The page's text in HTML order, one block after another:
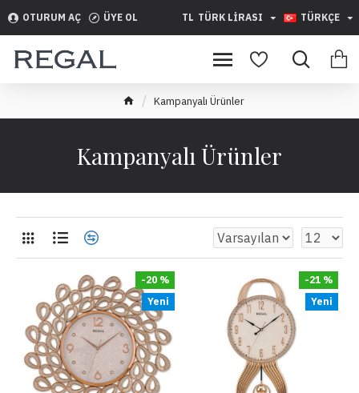
OTURUM AÇ ÜYE OL TL TÜRK LIRASI TÜRKÇE
Kampanyalı Ürünler
Kampanyalı Ürünler
Yeni
-20 %
Yeni
-21 %